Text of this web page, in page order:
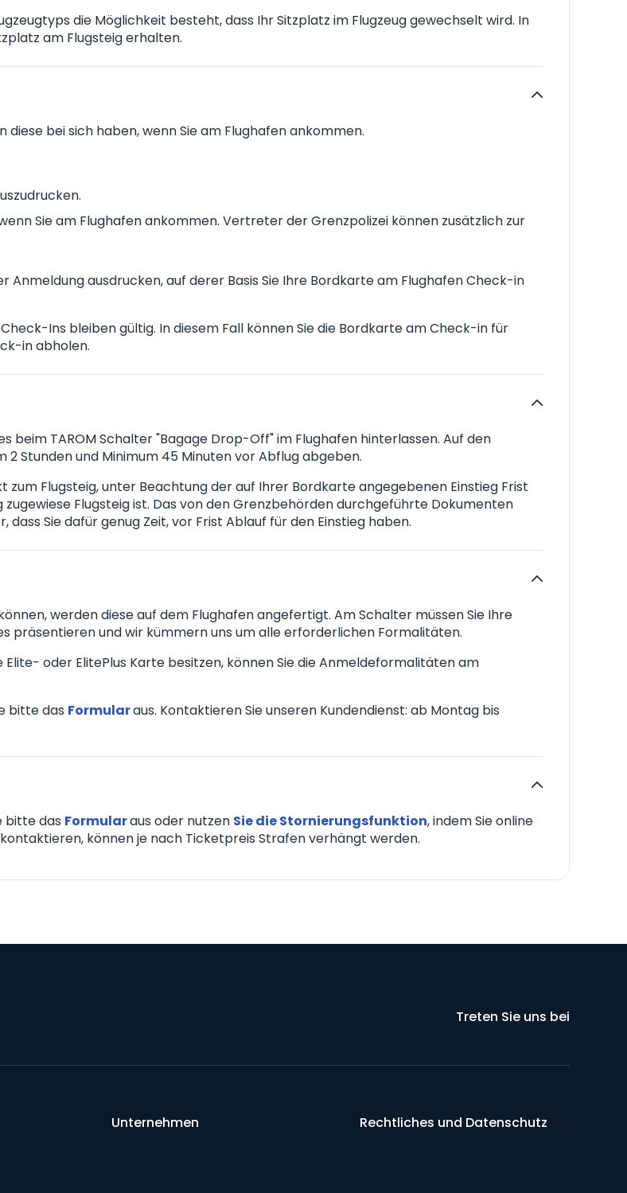
die Möglichkeit besteht, dass Ihr Sitzplatz im Flugzeug gewechselt wird. In
am Flugsteig erhalten.
bei sich haben, wenn Sie am Flughafen ankommen.
Sie am Flughafen ankommen. Vertreter der Grenzpolizei können zusätzlich zur
Anmeldung ausdrucken, auf derer Basis Sie Ihre Bordkarte am Flughafen Check-in
Ins bleiben gültig. In diesem Fall können Sie die Bordkarte am Check-in für
in abholen.
beim TAROM Schalter "Bagage Drop-Off" im Flughafen hinterlassen. Auf den
Stunden und Minimum 45 Minuten vor Abflug abgeben.
zum Flugsteig, unter Beachtung der auf Ihrer Bordkarte angegebenen Einstieg Frist
Flugsteig ist. Das von den Grenzbehörden durchgeführte Dokumenten
Sie dafür genug Zeit, vor Frist Ablauf für den Einstieg haben.
werden diese auf dem Flughafen angefertigt. Am Schalter müssen Sie Ihre
präsentieren und wir kümmern uns um alle erforderlichen Formalitäten.
Elite- oder ElitePlus Karte besitzen, können Sie die Anmeldeformalitäten am
bitte das Formularaus. Kontaktieren Sie unseren Kundendienst: ab Montag bis
bitte das Formularaus oder nutzen Sie die Stornierungsfunktion, indem Sie online
können je nach Ticketpreis Strafen verhängt werden.
Treten Sie uns bei
Unternehmen Rechtliches und Datenschutz